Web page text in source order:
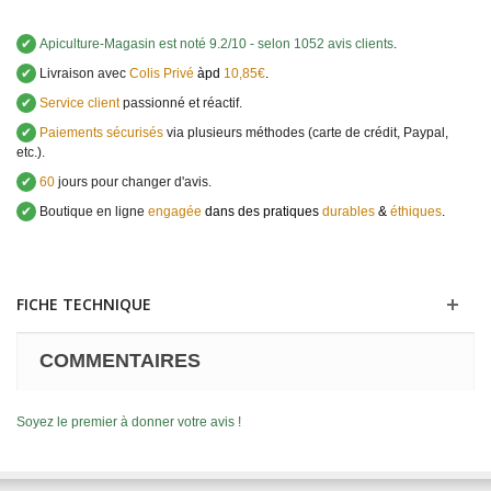
✔ Apiculture-Magasin est noté 9.2/10 - selon 1052 avis clients
✔
Livraison avec Colis Privé àpd 10,85€
✔ Service clientpassionné et réactif.
✔
Paiements sécurisés via plusieurs méthodes (carte de crédit, Paypal,
etc.).
✔ 60 jours pour changer d'avis.
✔
Boutique en ligne engagée dans des pratiques durables & éthiques
FICHE TECHNIQUE
COMMENTAIRES
Soyez le premier à donner votre avis !